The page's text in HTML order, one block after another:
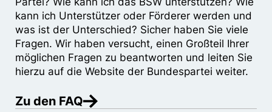
kann ich Unterstützer oder Förderer werden und
was ist der Unterschied? Sicher haben Sie viele
Fragen. Wir haben versucht, einen Großteil Ihrer
möglichen Fragen zu beantworten und leiten Sie
hierzu auf die Website der Bundespartei weiter.
Zu den FAQ